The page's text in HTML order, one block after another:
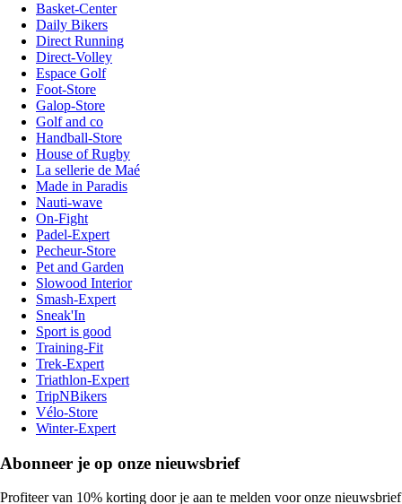
Basket-Center
Daily Bikers
Direct Running
Direct-Volley
Espace Golf
Foot-Store
Galop-Store
Golf and co
Handball-Store
House of Rugby
La sellerie de Maé
Made in Paradis
Nauti-wave
On-Fight
Padel-Expert
Pecheur-Store
Pet and Garden
Slowood Interior
Smash-Expert
Sneak'In
Sport is good
Training-Fit
Trek-Expert
Triathlon-Expert
TripNBikers
Vélo-Store
Winter-Expert
Abonneer je op onze nieuwsbrief
Profiteer van 10% korting door je aan te melden voor onze nieuwsbrief